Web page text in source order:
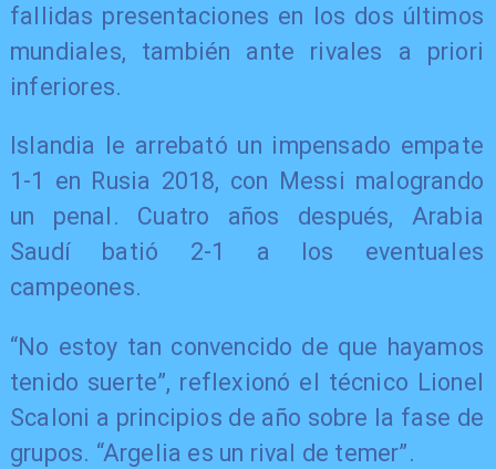
fallidas presentaciones en los dos últimos
mundiales, también ante rivales a priori
inferiores.
Islandia le arrebató un impensado empate
1-1 en Rusia 2018, con Messi malogrando
un penal. Cuatro años después, Arabia
Saudí batió 2-1 a los eventuales
campeones.
“No estoy tan convencido de que hayamos
tenido suerte”, reflexionó el técnico Lionel
Scaloni a principios de año sobre la fase de
grupos. “Argelia es un rival de temer”.